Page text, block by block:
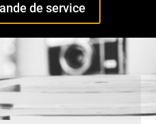
de service